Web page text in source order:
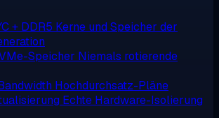
+ DDR5 Kerne und Speicher der
Speicher Niemals rotierende
Hochdurchsatz-Pläne
Echte Hardware-Isolierung